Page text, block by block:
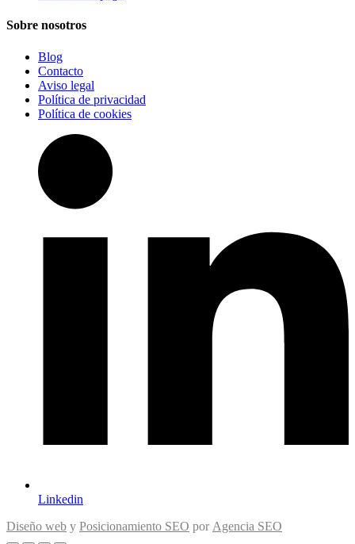
Sobre nosotros
Blog
Contacto
Aviso legal
Política de privacidad
Política de cookies
Linkedin
Diseño web y Posicionamiento SEO por Agencia SEO